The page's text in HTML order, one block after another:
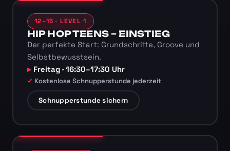
12–15 · LEVEL 1
HIP HOP TEENS – EINSTIEG
Der perfekte Start: Grundschritte, Groove und
Selbstbewusstsein.
Freitag · 16:30–17:30 Uhr
Kostenlose Schnupperstunde jederzeit
Schnupperstunde sichern